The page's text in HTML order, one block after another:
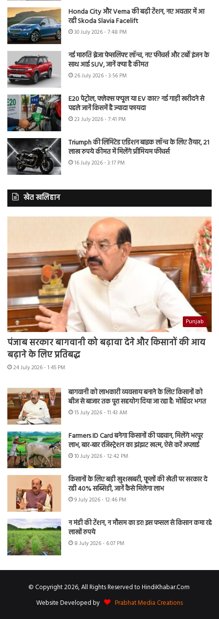
Honda City और Verna की बढ़ी टेंशन, नए अवतार में आ
रही Skoda Slavia Facelift
30 July 2026 - 7:48 PM
नई मारुति ब्रेजा फेसलिफ्ट लॉन्च, नए फीचर्स और टर्बो इंजन के
साथ आई SUV, जानें क्या है कीमत
26 July 2026 - 3:56 PM
E20 पेट्रोल, फ्लेक्स फ्यूल या EV कार? नई गाड़ी खरीदने से
पहले जानें किसमें है ज्यादा फायदा
23 July 2026 - 7:41 PM
Triumph की लिमिटेड एडिशन बाइक लॉन्च के लिए तैयार, 21
लाख रुपये कीमत में मिलेंगे प्रीमियम फीचर्स
16 July 2026 - 3:17 PM
खेत खलिहान
Punjab
पंजाब सरकार बागवानी को बढ़ावा देने और किसानों की आय
बढ़ाने के लिए प्रतिबद्ध
24 July 2026 - 1:45 PM
बागवानी को लाभकारी व्यवसाय बनाने के लिए किसानों को
बीज से बाजार तक पूरा सहयोग दिया जा रहा है: मोहिंदर भगत
15 July 2026 - 11:43 AM
Farmers ID Card बनेगा किसानों की पहचान, मिलेंगे भरपूर
लाभ, बार-बार रजिस्ट्रेशन का झंझट खत्म, ऐसे करें अप्लाई
10 July 2026 - 12:42 PM
किसानों के लिए बड़ी खुशखबरी, फूलों की खेती पर सरकार दे
रही 40% सब्सिडी, जानें कैसे मिलेगा लाभ
9 July 2026 - 12:46 PM
न मंडी की टेंशन, न मौसम का डर! इस फसल से किसान कमा रहे
लाखों रुपये
8 July 2026 - 6:07 PM
© Copyright 2026, All Rights Reserved to HindiKhabar.Com
Website Developed by
Prabhat Media Creations